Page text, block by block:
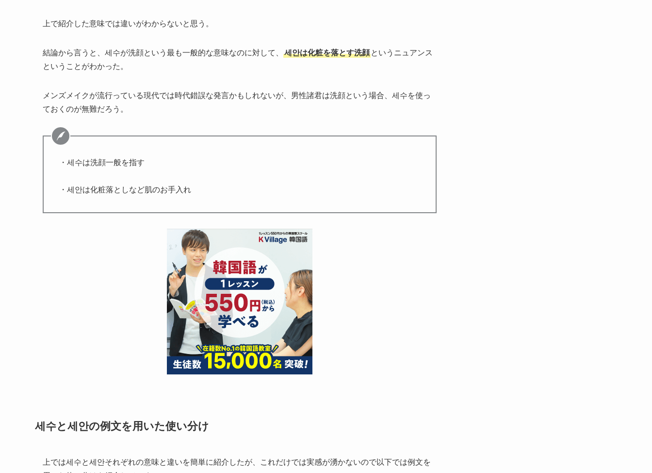
上で紹介した意味では違いがわからないと思う。
結論から言うと、세수が洗顔という最も一般的な意味なのに対して、 세안は化粧を落とす洗顔 というニュアンス
ということがわかった。
メンズメイクが流行っている現代では時代錯誤な発言かもしれないが、男性諸君は洗顔という場合、세수を使っ
ておくのが無難だろう。
・세수は洗顔一般を指す
・세안は化粧落としなど肌のお手入れ
세수と세안の例文を用いた使い分け
上では세수と세안それぞれの意味と違いを簡単に紹介したが、これだけでは実感が湧かないので以下では例文を